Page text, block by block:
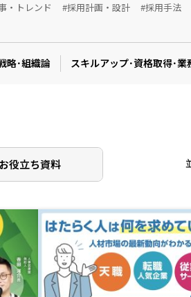
・トレンド #採用計画・設計 #採用手法
略･組織論 スキルアップ･資格取得･業
お役立ち資料